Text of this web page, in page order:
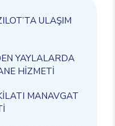
ULAŞIM
YAYLALARDA
HİZMETİ
MANAVGAT